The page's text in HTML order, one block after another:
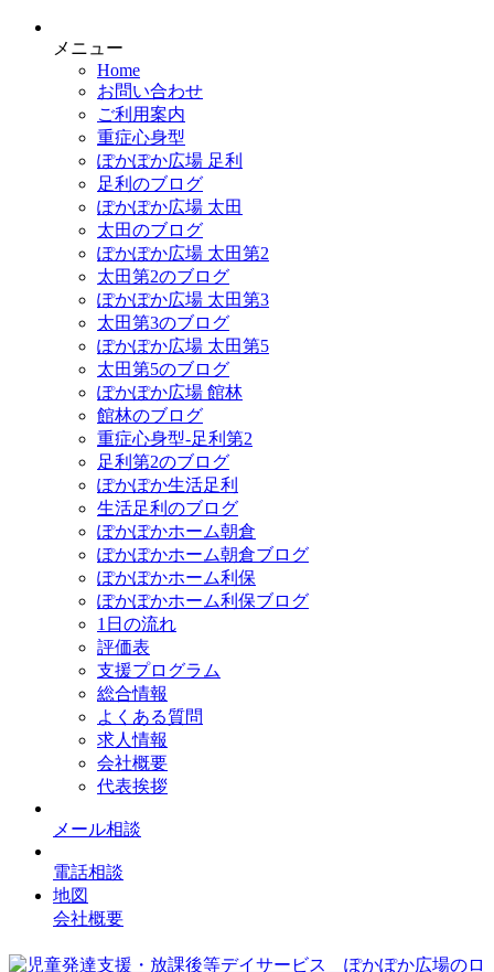
メニュー
Home
お問い合わせ
ご利用案内
重症心身型
ぽかぽか広場 足利
足利のブログ
ぽかぽか広場 太田
太田のブログ
ぽかぽか広場 太田第2
太田第2のブログ
ぽかぽか広場 太田第3
太田第3のブログ
ぽかぽか広場 太田第5
太田第5のブログ
ぽかぽか広場 館林
館林のブログ
重症心身型-足利第2
足利第2のブログ
ぽかぽか生活足利
生活足利のブログ
ぽかぽかホーム朝倉
ぽかぽかホーム朝倉ブログ
ぽかぽかホーム利保
ぽかぽかホーム利保ブログ
1日の流れ
評価表
支援プログラム
総合情報
よくある質問
求人情報
会社概要
代表挨拶
メール相談
電話相談
地図
会社概要